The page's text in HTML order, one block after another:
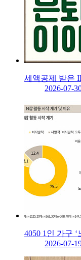
세액공제 받은
2026-07-
4050 1인 가구
2026-07-